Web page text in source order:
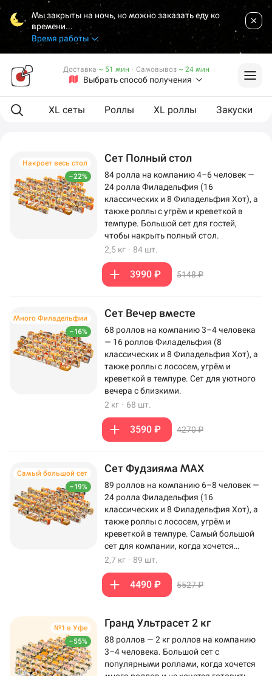
Мы закрыты на ночь, но можно заказать еду ко
времени...
Время работы
Выбрать способ получения
Доставка ~ 51 мин · Самовывоз ~ 24 мин
еда XL сеты Роллы XL роллы Закуски
–22%
Накроет весь стол Сет Полный стол
84 ролла на компанию 4–6 человек —
24 ролла Филадельфия (16
классических и 8 Филадельфия Хот), а
также роллы с угрём и креветкой в
темпуре. Большой сет для гостей,
чтобы накрыть полный стол.
2,5 кг · 84 шт.
3990 ₽ 5148 ₽
–16%
Много Филадельфии Сет Вечер вместе
68 роллов на компанию 3–4 человека
— 16 роллов Филадельфия (8
классических и 8 Филадельфия Хот), а
также роллы с лососем, угрём и
креветкой в темпуре. Сет для уютного
вечера с близкими.
2 кг · 68 шт.
3590 ₽ 4270 ₽
–19%
Самый большой сет Сет Фудзияма MAX
89 роллов на компанию 6–8 человек —
24 ролла Филадельфия (16
классических и 8 Филадельфия Хот), а
также роллы с лососем, угрём и
креветкой в темпуре. Самый большой
сет для компании, когда хочется
максимум роллов на столе.
2,7 кг · 89 шт.
4490 ₽ 5527 ₽
–55%
№1 в Уфе Гранд Ультрасет 2 кг
88 роллов — 2 кг роллов на компанию
3–4 человека. Большой сет с
популярными роллами, когда хочется